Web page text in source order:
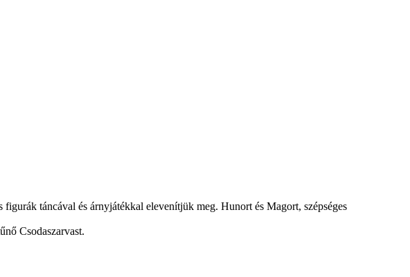
táncával és árnyjátékkal elevenítjük meg. Hunort és Magort, szépséges
Csodaszarvast.